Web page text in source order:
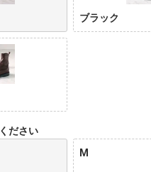
ブラック
ださい
M